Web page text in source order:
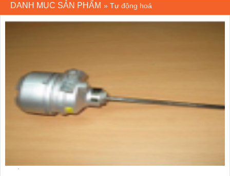
DANH MỤC SẢN PHẨM » Tự động hoá